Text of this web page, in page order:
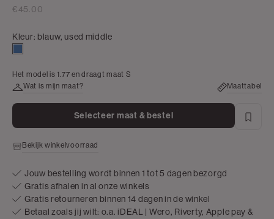
€45.00
Kleur: blauw, used middle
middle
Het model is 1.77 en draagt maat S
Wat is mijn maat?
Maattabel
Selecteer maat & bestel
Bekijk winkelvoorraad
Jouw bestelling wordt binnen 1 tot 5 dagen bezorgd
Gratis afhalen in al onze winkels
Gratis retourneren binnen 14 dagen in de winkel
Betaal zoals jij wilt: o.a. iDEAL | Wero, Riverty, Apple pay &